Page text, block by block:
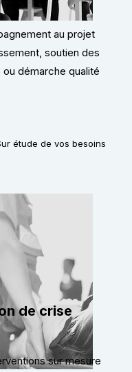
au projet
soutien des
ou démarche qualité
étude de vos besoins
de crise
sur mesure